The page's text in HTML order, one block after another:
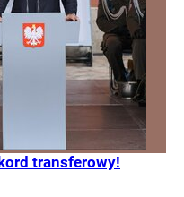
transferowy!